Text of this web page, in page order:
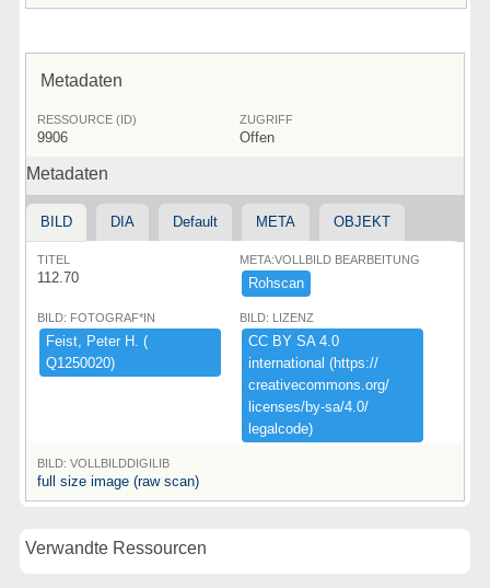
Metadaten
RESSOURCE (ID)
9906
ZUGRIFF
Offen
Metadaten
BILD DIA Default META OBJEKT
TITEL
112.70
META:VOLLBILD BEARBEITUNG
Rohscan
BILD: FOTOGRAF*IN
Feist,​ ​Peter ​H.​ ​(​
Q1250020)​
BILD: LIZENZ
CC ​BY ​SA ​4.​0 ​
international ​(​https:​/​/​
creativecommons.​org/​
licenses/​by-​sa/​4.​0/​
legalcode)​
BILD: VOLLBILDDIGILIB
full size image (raw scan)
Verwandte Ressourcen